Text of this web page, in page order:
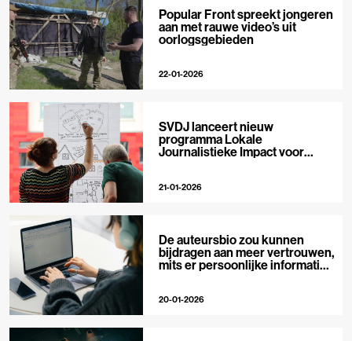
Popular Front spreekt jongeren
aan met rauwe video’s uit
oorlogsgebieden
22-01-2026
SVDJ lanceert nieuw
programma Lokale
Journalistieke Impact voor
21-01-2026
De auteursbio zou kunnen
bijdragen aan meer vertrouwen,
mits er persoonlijke informatie
20-01-2026